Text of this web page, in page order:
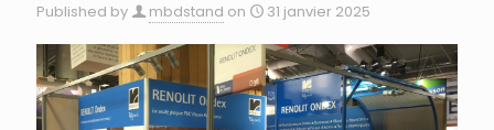
Published by mbdstand on 31 janvier 2025